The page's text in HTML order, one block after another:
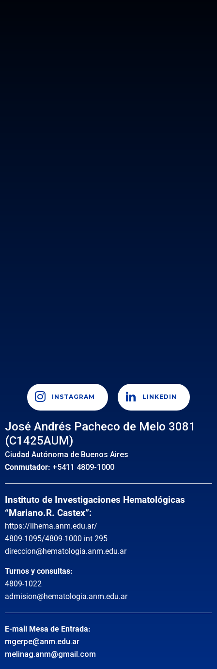
INSTAGRAM LINKEDIN
José Andrés Pacheco de Melo 3081
(C1425AUM)
Ciudad Autónoma de Buenos Aires
Conmutador: +5411 4809-1000
Instituto de Investigaciones Hematológicas
“Mariano.R. Castex”:
https://iihema.anm.edu.ar/
4809-1095/4809-1000 int 295
direccion@hematologia.anm.edu.ar
Turnos y consultas:
4809-1022
admision@hematologia.anm.edu.ar
E-mail Mesa de Entrada:
mgerpe@anm.edu.ar
melinag.anm@gmail.com